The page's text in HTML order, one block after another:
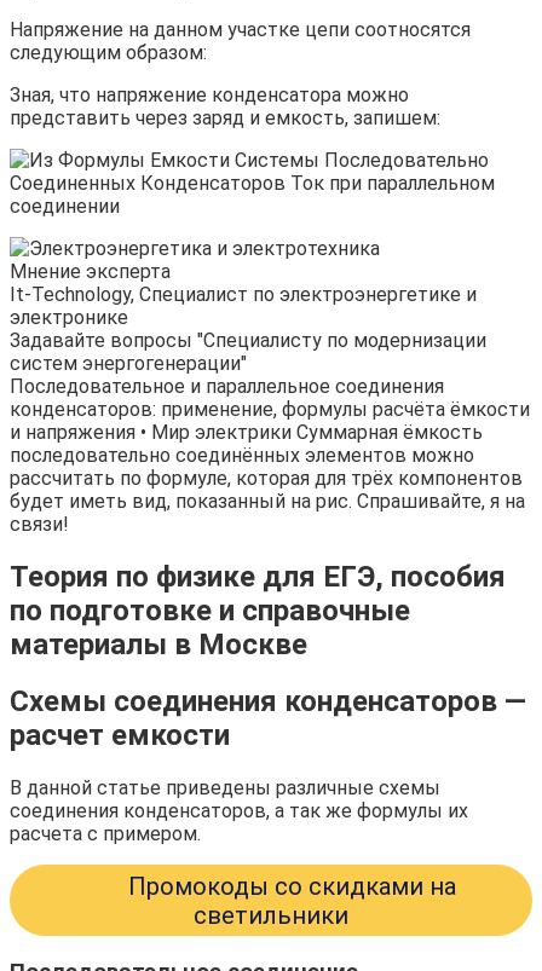
Напряжение на данном участке цепи соотносятся
следующим образом:
Зная, что напряжение конденсатора можно
представить через заряд и емкость, запишем:
Мнение эксперта
It-Technology, Cпециалист по электроэнергетике и
электронике
Задавайте вопросы "Специалисту по модернизации
систем энергогенерации"
Последовательное и параллельное соединения
конденсаторов: применение, формулы расчёта ёмкости
и напряжения • Мир электрики Суммарная ёмкость
последовательно соединённых элементов можно
рассчитать по формуле, которая для трёх компонентов
будет иметь вид, показанный на рис. Спрашивайте, я на
связи!
Теория по физике для ЕГЭ, пособия
по подготовке и справочные
материалы в Москве
Схемы соединения конденсаторов —
расчет емкости
В данной статье приведены различные схемы
соединения конденсаторов, а так же формулы их
расчета с примером.
Промокоды со скидками на
светильники